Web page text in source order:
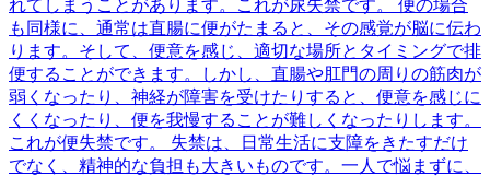
れてしまうことがあります。これが尿失禁です。 便の場合
も同様に、通常は直腸に便がたまると、その感覚が脳に伝わ
ります。そして、便意を感じ、適切な場所とタイミングで排
便することができます。しかし、直腸や肛門の周りの筋肉が
弱くなったり、神経が障害を受けたりすると、便意を感じに
くくなったり、便を我慢することが難しくなったりします。
これが便失禁です。 失禁は、日常生活に支障をきたすだけ
でなく、精神的な負担も大きいものです。一人で悩まずに、